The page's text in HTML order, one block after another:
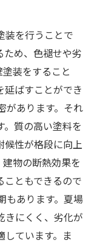
装を行うことで
ため、色褪せや劣
装をすること
延ばすことができ
があります。それ
質の高い塗料を
候性が格段に向上
物の断熱効果を
ともできるので
もあります。夏場
きにくく、劣化が
ています。ま